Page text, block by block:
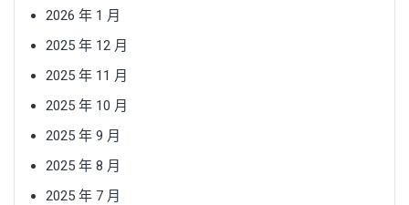
2026 年 1 月
2025 年 12 月
2025 年 11 月
2025 年 10 月
2025 年 9 月
2025 年 8 月
2025 年 7 月